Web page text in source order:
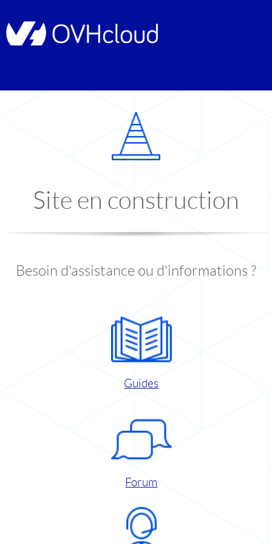
Site en construction
Besoin d'assistance ou d'informations ?
Guides
Forum